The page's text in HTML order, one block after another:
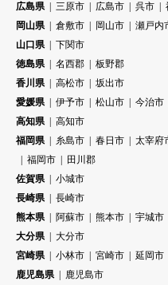
広島県
三原市 広島市 呉市
岡山県
倉敷市 岡山市
瀬戸内
山口県
下関市
徳島県
名西郡
板野郡
香川県
高松市
坂出市
愛媛県
伊予市 松山市 今治市
高知県
高知市
福岡県
糸島市 春日市 太宰府
福岡市
田川郡
佐賀県
小城市
長崎県
長崎市
熊本県
阿蘇市 熊本市
宇城市
大分県
大分市
宮崎県
小林市 宮崎市
延岡市
鹿児島県
鹿児島市